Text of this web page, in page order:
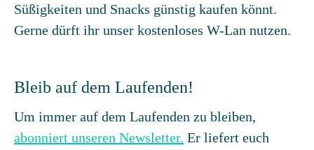
Süßigkeiten und Snacks günstig kaufen könnt.
Gerne dürft ihr unser kostenloses W-Lan nutzen.
Bleib auf dem Laufenden!
Um immer auf dem Laufenden zu bleiben,
abonniert unseren Newsletter. Er liefert euch